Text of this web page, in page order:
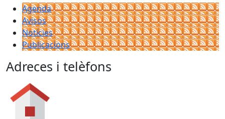
Agenda
Avisos
Notícies
Publicacions
Adreces i telèfons